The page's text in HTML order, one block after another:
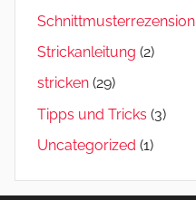
Schnittmusterrezension
Strickanleitung (2)
stricken (29)
Tipps und Tricks (3)
Uncategorized (1)